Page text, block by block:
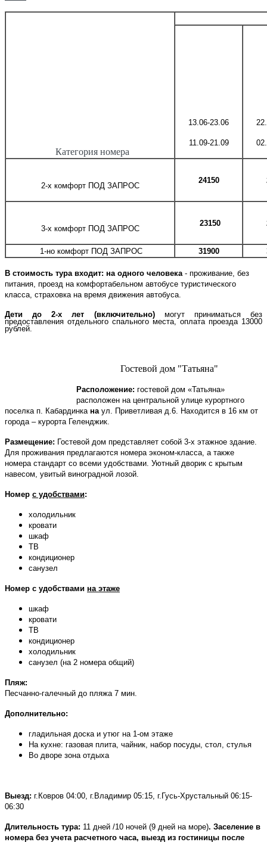
Категория номера
13.06-23.06
11.09-21.09
2-х комфорт ПОД ЗАПРОС
24150
3-х комфорт ПОД ЗАПРОС
23150
1-но комфорт ПОД ЗАПРОС 31900
В стоимость тура входит: на одного человека - проживание, без
питания, проезд на комфортабельном автобусе туристического
класса, страховка на время движения автобуса.
Дети до 2-х лет (включительно)могут приниматься без
предоставления отдельного спального места, оплата проезда 13000
рублей.
Гостевой дом "Татьяна"
Расположение: гостевой дом «Татьяна»
расположен на центральной улице курортного
поселка п. Кабардинка на ул. Приветливая д.6 . Находится в 16 км от
города – курорта Геленджик.
Размещение: Гостевой дом представляет собой 3-х этажное здание.
Для проживания предлагаются номера эконом-класса, а также
номера стандарт со всеми удобствами. Уютный дворик с крытым
навесом, увитый виноградной лозой.
Номер с удобствами:
холодильник
кровати
шкаф
ТВ
кондиционер
санузел
Номер с удобствами на этаже
шкаф
кровати
ТВ
кондиционер
холодильник
санузел (на 2 номера общий)
Пляж:
Песчанно-галечный до пляжа 7 мин.
Дополнительно:
гладильная доска и утюг на 1-ом этаже
На кухне: газовая плита, чайник, набор посуды, стол, стулья
Во дворе зона отдыха
Выезд: г.Ковров 04:00, г.Владимир 05:15, г.Гусь-Хрустальный 06:15-
06:30
Длительность тура: 11 дней /10 ночей (9 дней на море). Заселение в
номера без учета расчетного часа, выезд из гостиницы после